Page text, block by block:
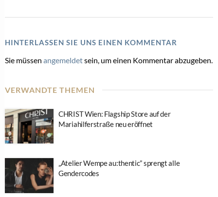
HINTERLASSEN SIE UNS EINEN KOMMENTAR
Sie müssen angemeldetsein, um einen Kommentar abzugeben.
VERWANDTE THEMEN
CHRIST Wien: Flagship Store auf der
Mariahilferstraße neu eröffnet
„Atelier Wempe au:thentic” sprengt alle
Gendercodes